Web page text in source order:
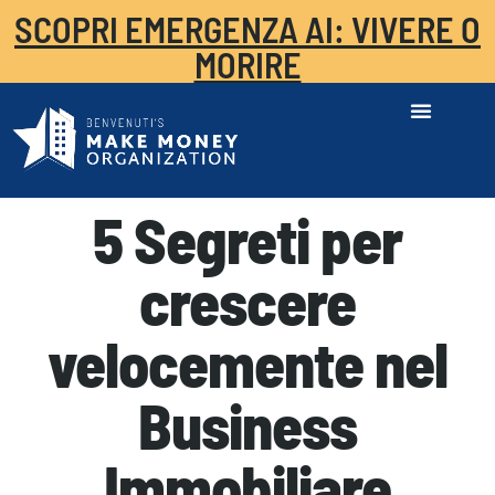
SCOPRI EMERGENZA AI: VIVERE O
MORIRE
5 Segreti per
crescere
velocemente nel
Business